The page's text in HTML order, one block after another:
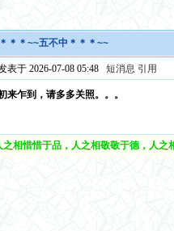
＊＊~~五不中＊＊＊~~
表于 2026-07-08 05:48短消息 引用
来乍到，请多多关照。。。
之相惜惜于品，人之相敬敬于德，人之